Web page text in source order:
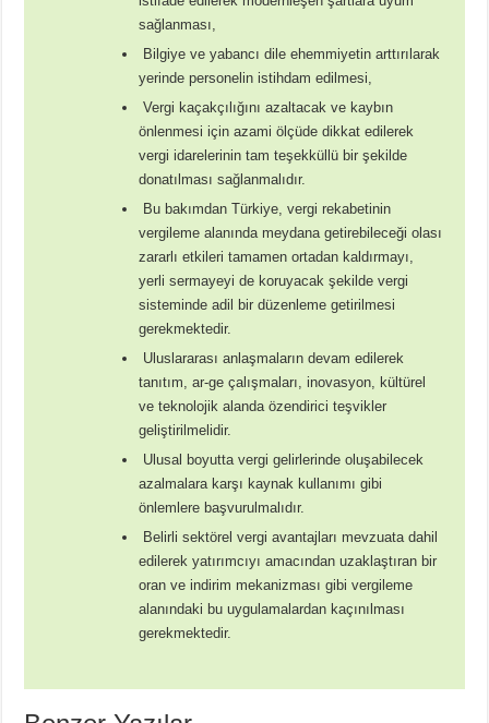
sağlanması,
Bilgiye ve yabancı dile ehemmiyetin arttırılarak
yerinde personelin istihdam edilmesi,
Vergi kaçakçılığını azaltacak ve kaybın
önlenmesi için azami ölçüde dikkat edilerek
vergi idarelerinin tam teşekküllü bir şekilde
donatılması sağlanmalıdır.
Bu bakımdan Türkiye, vergi rekabetinin
vergileme alanında meydana getirebileceği olası
zararlı etkileri tamamen ortadan kaldırmayı,
yerli sermayeyi de koruyacak şekilde vergi
sisteminde adil bir düzenleme getirilmesi
gerekmektedir.
Uluslararası anlaşmaların devam edilerek
tanıtım, ar-ge çalışmaları, inovasyon, kültürel
ve teknolojik alanda özendirici teşvikler
geliştirilmelidir.
Ulusal boyutta vergi gelirlerinde oluşabilecek
azalmalara karşı kaynak kullanımı gibi
önlemlere başvurulmalıdır.
Belirli sektörel vergi avantajları mevzuata dahil
edilerek yatırımcıyı amacından uzaklaştıran bir
oran ve indirim mekanizması gibi vergileme
alanındaki bu uygulamalardan kaçınılması
gerekmektedir.